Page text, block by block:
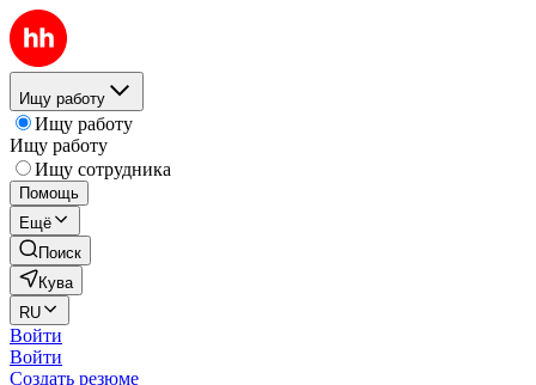
Ищу работу
Ищу работу
Ищу работу
Ищу сотрудника
Помощь
Ещё
Поиск
Кува
RU
Войти
Войти
Создать резюме